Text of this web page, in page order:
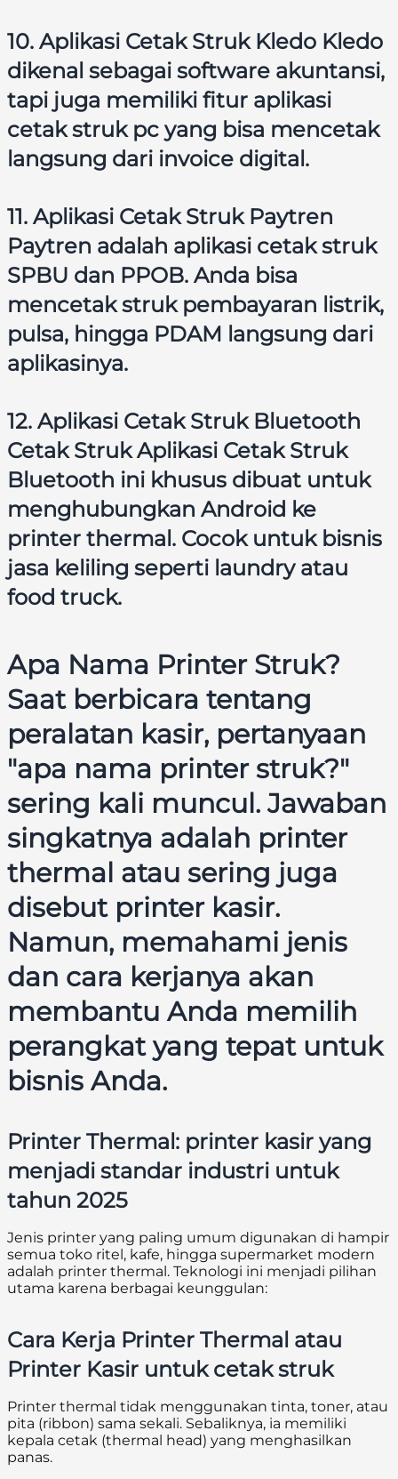
10. Aplikasi Cetak Struk Kledo Kledo
dikenal sebagai software akuntansi,
tapi juga memiliki fitur aplikasi
cetak struk pc yang bisa mencetak
langsung dari invoice digital.
11. Aplikasi Cetak Struk Paytren
Paytren adalah aplikasi cetak struk
SPBU dan PPOB. Anda bisa
mencetak struk pembayaran listrik,
pulsa, hingga PDAM langsung dari
aplikasinya.
12. Aplikasi Cetak Struk Bluetooth
Cetak Struk Aplikasi Cetak Struk
Bluetooth ini khusus dibuat untuk
menghubungkan Android ke
printer thermal. Cocok untuk bisnis
jasa keliling seperti laundry atau
food truck.
Apa Nama Printer Struk?
Saat berbicara tentang
peralatan kasir, pertanyaan
"apa nama printer struk?"
sering kali muncul. Jawaban
singkatnya adalah printer
thermal atau sering juga
disebut printer kasir.
Namun, memahami jenis
dan cara kerjanya akan
membantu Anda memilih
perangkat yang tepat untuk
bisnis Anda.
Printer Thermal: printer kasir yang
menjadi standar industri untuk
tahun 2025
Jenis printer yang paling umum digunakan di hampir
semua toko ritel, kafe, hingga supermarket modern
adalah printer thermal. Teknologi ini menjadi pilihan
utama karena berbagai keunggulan:
Cara Kerja Printer Thermal atau
Printer Kasir untuk cetak struk
Printer thermal tidak menggunakan tinta, toner, atau
pita (ribbon) sama sekali. Sebaliknya, ia memiliki
kepala cetak (thermal head) yang menghasilkan
panas.